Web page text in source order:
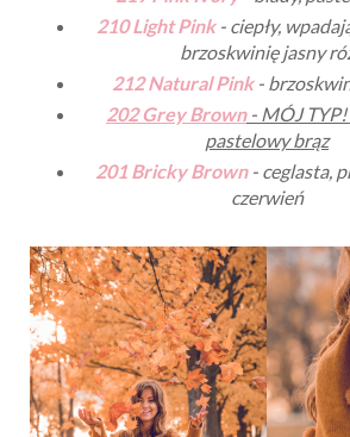
210 Light Pink- ciepły,
brzoskwinię jasny
212 Natural Pink-
202 Grey Brown- MÓJ TYP!
pastelowy brąz
201 Bricky Brown- ceglasta,
czerwień